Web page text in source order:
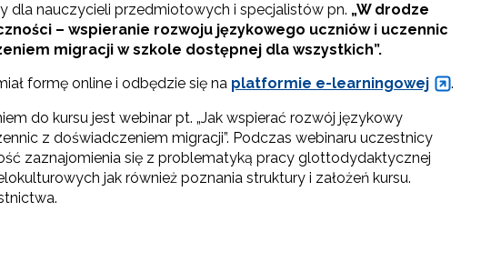
dla nauczycieli przedmiotowych i specjalistów pn. „W drodze
– wspieranie rozwoju językowego uczniów i uczennic
migracji w szkole dostępnej dla wszystkich”.
formę online i odbędzie się na platformie e-learningowej
.
do kursu jest webinar pt. „Jak wspierać rozwój językowy
z doświadczeniem migracji”. Podczas webinaru uczestnicy
zaznajomienia się z problematyką pracy glottodydaktycznej
jak również poznania struktury i założeń kursu.